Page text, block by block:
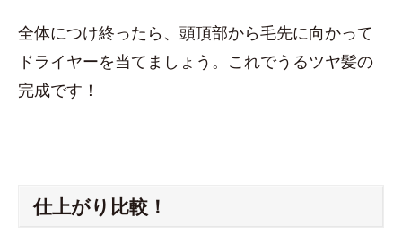
全体につけ終ったら、頭頂部から毛先に向かって
ドライヤーを当てましょう。これでうるツヤ髪の
完成です！
仕上がり比較！